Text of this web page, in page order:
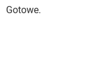
Gotowe.